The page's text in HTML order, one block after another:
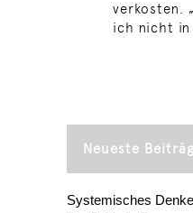
verkosten.
ich nicht in
Neueste
Systemisches